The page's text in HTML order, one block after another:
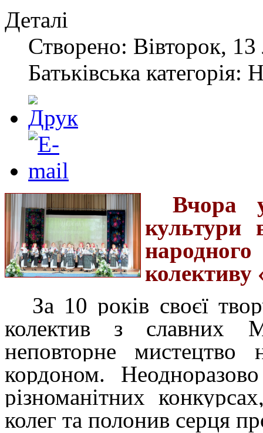
Деталі
Створено: Вівторок,
Батьківська категорія:
Вчора
культури
колективу
За 10 років своєї
колектив з славних
неповторне
кордоном.
різноманітних
колег та полонив серця